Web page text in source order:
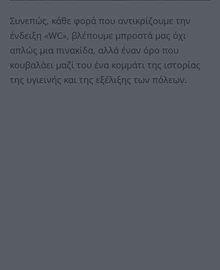
Συνεπώς, κάθε φορά που αντικρίζουμε την
ένδειξη «WC», βλέπουμε μπροστά μας όχι
απλώς μια πινακίδα, αλλά έναν όρο που
κουβαλάει μαζί του ένα κομμάτι της ιστορίας
της υγιεινής και της εξέλιξης των πόλεων.